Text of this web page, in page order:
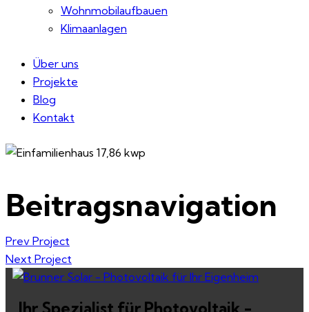
Wohnmobilaufbauen
Klimaanlagen
Über uns
Projekte
Blog
Kontakt
Beitragsnavigation
Prev Project
Next Project
Ihr Spezialist für Photovoltaik -